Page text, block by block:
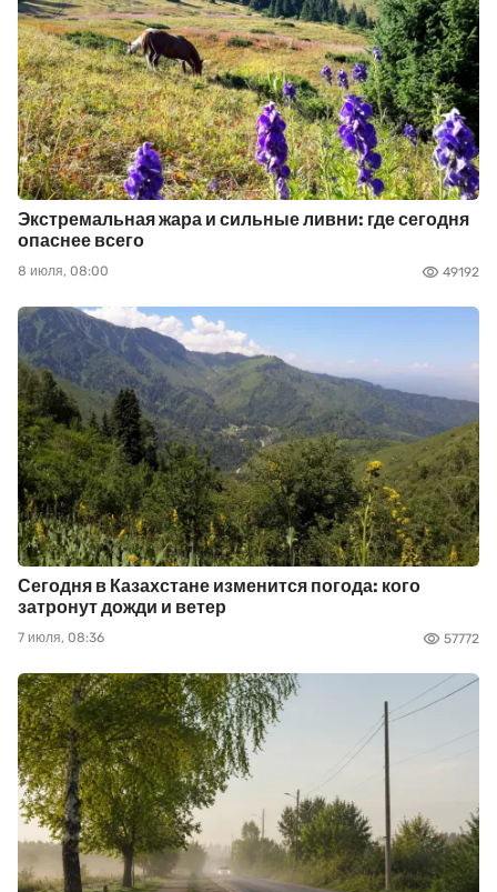
Экстремальная жара и сильные ливни: где сегодня
опаснее всего
8 июля, 08:00 49192
Сегодня в Казахстане изменится погода: кого
затронут дожди и ветер
7 июля, 08:36 57772